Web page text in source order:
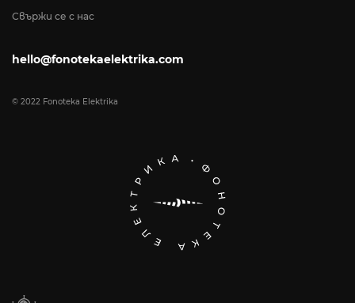
Свържи се с нас
hello@fonotekaelektrika.com
© 2022 Fonoteka Elektrika